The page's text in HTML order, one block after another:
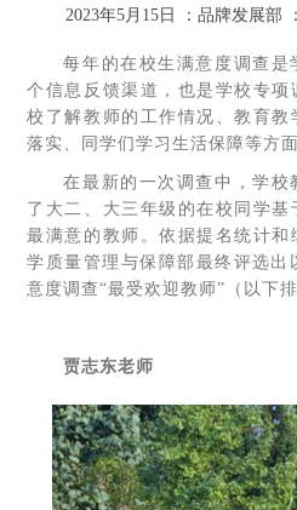
2023年5月15日 ：品牌发展部 ：
每年的在校生满意度调查是
个信息反馈渠道，也是学校专
校了解教师的工作情况、教育
落实、同学们学习生活保障等方
在最新的一次调查中，学
了大二、大三年级的在校同学基
最满意的教师。依据提名统计
学质量管理与保障部最终评选出
意度调查“最受欢迎教师”（以下
贾志东老师